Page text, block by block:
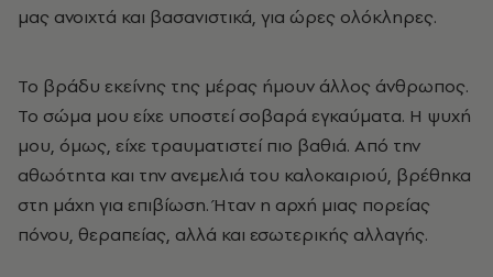
μας ανοιχτά και βασανιστικά, για ώρες ολόκληρες.
Το βράδυ εκείνης της μέρας ήμουν άλλος άνθρωπος.
Το σώμα μου είχε υποστεί σοβαρά εγκαύματα. Η ψυχή
μου, όμως, είχε τραυματιστεί πιο βαθιά. Από την
αθωότητα και την ανεμελιά του καλοκαιριού, βρέθηκα
στη μάχη για επιβίωση. Ήταν η αρχή μιας πορείας
πόνου, θεραπείας, αλλά και εσωτερικής αλλαγής.